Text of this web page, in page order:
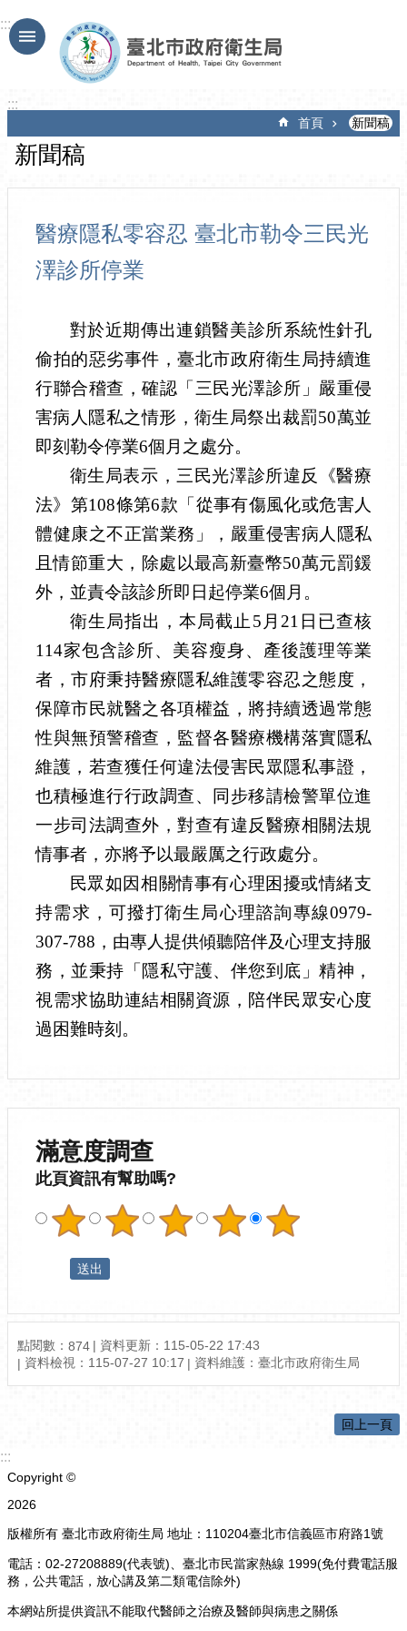
跳到主要內容區塊
:::
:::
首頁 新聞稿
新聞稿
醫療隱私零容忍 臺北市勒令三民光
澤診所停業
對於近期傳出連鎖醫美診所系統性針孔
偷拍的惡劣事件，臺北市政府衛生局持續進
行聯合稽查，確認「三民光澤診所」嚴重侵
害病人隱私之情形，衛生局祭出裁罰50萬並
即刻勒令停業6個月之處分。
衛生局表示，三民光澤診所違反《醫療
法》第108條第6款「從事有傷風化或危害人
體健康之不正當業務」，嚴重侵害病人隱私
且情節重大，除處以最高新臺幣50萬元罰鍰
外，並責令該診所即日起停業6個月。
衛生局指出，本局截止5月21日已查核
114家包含診所、美容瘦身、產後護理等業
者，市府秉持醫療隱私維護零容忍之態度，
保障市民就醫之各項權益，將持續透過常態
性與無預警稽查，監督各醫療機構落實隱私
維護，若查獲任何違法侵害民眾隱私事證，
也積極進行行政調查、同步移請檢警單位進
一步司法調查外，對查有違反醫療相關法規
情事者，亦將予以最嚴厲之行政處分。
民眾如因相關情事有心理困擾或情緒支
持需求，可撥打衛生局心理諮詢專線0979-
307-788，由專人提供傾聽陪伴及心理支持服
務，並秉持「隱私守護、伴您到底」精神，
視需求協助連結相關資源，陪伴民眾安心度
過困難時刻。
滿意度調查
此頁資訊有幫助嗎?
點閱數： 874
資料更新：115-05-22 17:43
資料檢視：115-07-27 10:17
資料維護：臺北市政府衛生局
回上一頁
:::
Copyright ©
2026
版權所有 臺北市政府衛生局 地址：110204臺北市信義區市府路1號
電話：02-27208889(代表號)、臺北市民當家熱線 1999(免付費電話服
務，公共電話，放心講及第二類電信除外)
本網站所提供資訊不能取代醫師之治療及醫師與病患之關係